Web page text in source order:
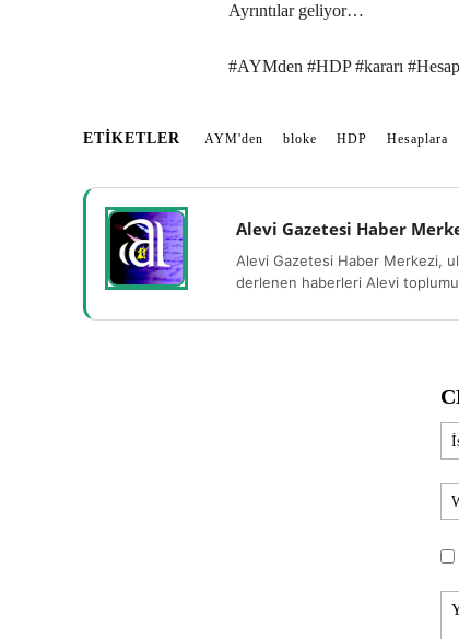
Ayrıntılar geliyor…
#AYMden #HDP #kararı
ETIKETLER AYM'den bloke HDP Hesaplara
Alevi Gazetesi Haber
Alevi Gazetesi Haber Merkezi,
derlenen haberleri Alevi